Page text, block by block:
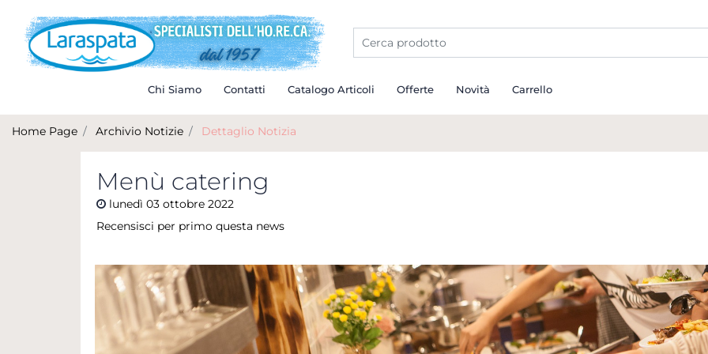
Chi Siamo Contatti Catalogo Articoli Offerte Novità Carrello
Home Page Archivio Notizie Dettaglio Notizia
Menù catering
lunedì 03 ottobre 2022
Recensisci per primo questa news